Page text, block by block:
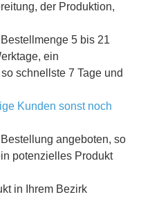
der Produktion,
5 bis 21
ein
schnellste 7 Tage und
Kunden sonst noch
angeboten, so
potenzielles Produkt
in Ihrem Bezirk